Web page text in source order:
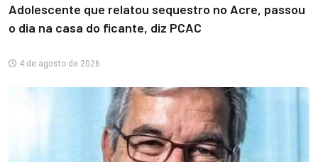
Adolescente que relatou sequestro no Acre, passou
o dia na casa do ficante, diz PCAC
4 de agosto de 2026